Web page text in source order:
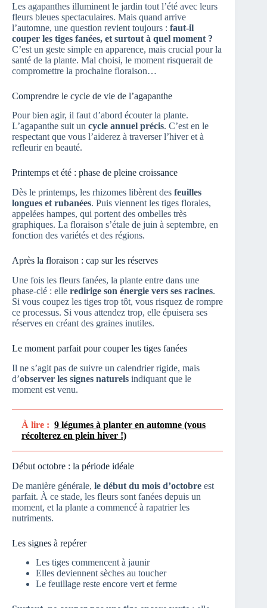
Les agapanthes illuminent le jardin tout l’été avec leurs
fleurs bleues spectaculaires. Mais quand arrive
l’automne, une question revient toujours : faut-il
couper les tiges fanées, et surtout à quel moment ?
C’est un geste simple en apparence, mais crucial pour la
santé de la plante. Mal choisi, le moment risquerait de
compromettre la prochaine floraison…
Comprendre le cycle de vie de l’agapanthe
Pour bien agir, il faut d’abord écouter la plante.
L’agapanthe suit un cycle annuel précis. C’est en le
respectant que vous l’aiderez à traverser l’hiver et à
refleurir en beauté.
Printemps et été : phase de pleine croissance
Dès le printemps, les rhizomes libèrent des feuilles
longues et rubanées. Puis viennent les tiges florales,
appelées hampes, qui portent des ombelles très
graphiques. La floraison s’étale de juin à septembre, en
fonction des variétés et des régions.
Après la floraison : cap sur les réserves
Une fois les fleurs fanées, la plante entre dans une
phase-clé : elle redirige son énergie vers ses racines.
Si vous coupez les tiges trop tôt, vous risquez de rompre
ce processus. Si vous attendez trop, elle épuisera ses
réserves en créant des graines inutiles.
Le moment parfait pour couper les tiges fanées
Il ne s’agit pas de suivre un calendrier rigide, mais
d’observer les signes naturels indiquant que le
moment est venu.
À lire : 9 légumes à planter en automne (vous
récolterez en plein hiver !)
Début octobre : la période idéale
De manière générale, le début du mois d’octobre est
parfait. À ce stade, les fleurs sont fanées depuis un
moment, et la plante a commencé à rapatrier les
nutriments.
Les signes à repérer
Les tiges commencent à jaunir
Elles deviennent sèches au toucher
Le feuillage reste encore vert et ferme